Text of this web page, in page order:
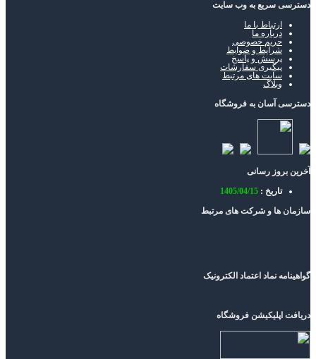
دسترسی سریع به وب سایت
ارتباط با ما
درباره ما
حریم خصوصی
شرایط و ضوابط
پرسش و پاسخ
پیگیری سفارشات
سایت های مرتبط
وبلاگ
دسترسی آسان به فروشگاه
آخرین بروز رسانی
تاریخ : 1405/04/15
سازمان ها و شرکت های مرتبط
گواهینامه نماد اعتماد الکترونیک
دریافت اپلیکیشن فروشگاه